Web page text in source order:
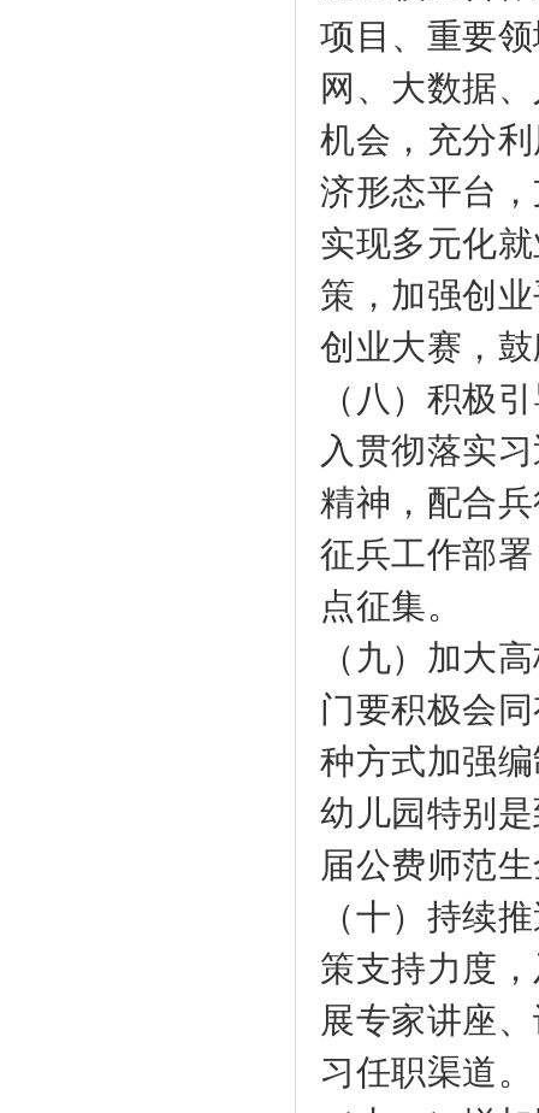
项目、重要
网、大数据
机会，充分
济形态平台
实现多元化
策，加强创
创业大赛，
（八）积极
入贯彻落实
精神，配合
征兵工作部
点征集。
（九）加大
门要积极会
种方式加强
幼儿园特别
届公费师范
（十）持续
策支持力度
展专家讲座
习任职渠道。